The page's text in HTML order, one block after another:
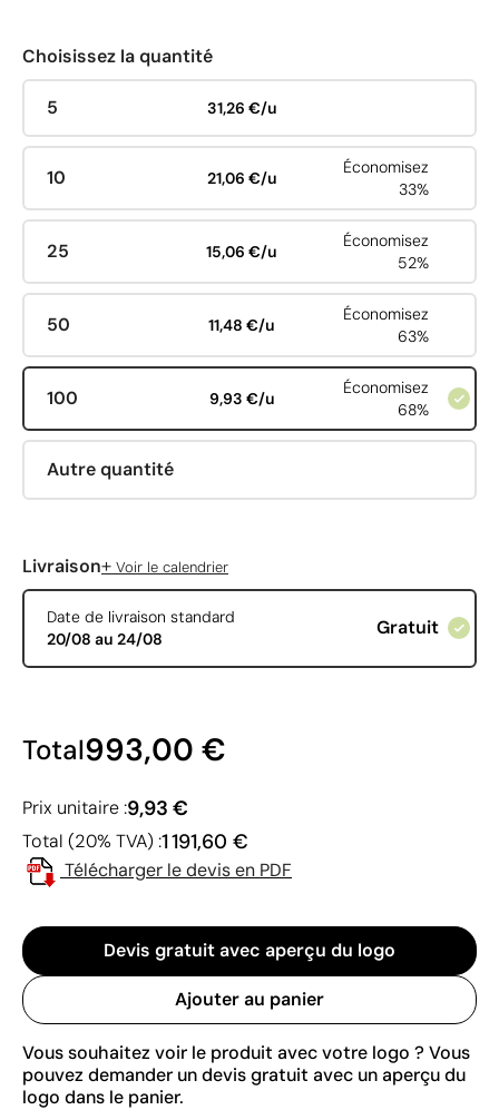
Choisissez la quantité
5 31,26 €/u
10 21,06 €/u
Économisez
33%
25 15,06 €/u
Économisez
52%
50 11,48 €/u
Économisez
63%
100 9,93 €/u
Économisez
68%
Autre quantité
Livraison+ Voir le calendrier
Date de livraison standard
20/08 au 24/08
Gratuit
Total993,00 €
Prix unitaire :9,93 €
Total (20% TVA) :1 191,60 €
Télécharger le devis en PDF
Devis gratuit avec aperçu du logo
Ajouter au panier
Vous souhaitez voir le produit avec votre logo ? Vous
pouvez demander un devis gratuit avec un aperçu du
logo dans le panier.